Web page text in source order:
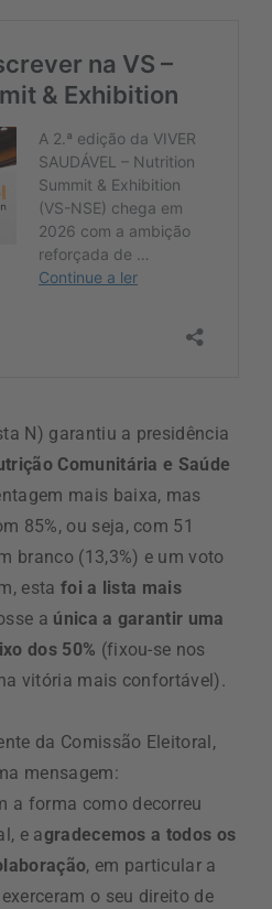
N) garantiu a presidência
Comunitária e Saúde
mais baixa, mas
85%, ou seja, com 51
branco (13,3%) e um voto
esta foi a lista mais
a única a garantir uma
dos 50% (fixou-se nos
vitória mais confortável).
da Comissão Eleitoral,
mensagem:
a forma como decorreu
e agradecemos a todos os
, em particular a
o seu direito de